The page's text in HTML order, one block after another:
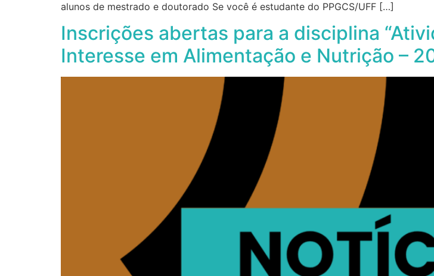
alunos de mestrado e doutorado Se você é estudante do PPGCS/UFF […]
Inscrições abertas para a disciplina
Interesse em Alimentação e Nutrição –